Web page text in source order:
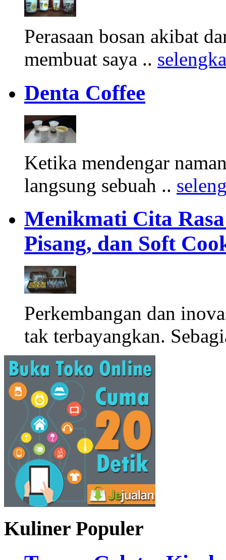
Perasaan bosan akibat
membuat saya ..
Denta Coffee
Ketika mendengar
langsung sebuah ..
Menikmati Cita
Pisang, dan Soft
Perkembangan dan
tak terbayangkan.
Kuliner Populer